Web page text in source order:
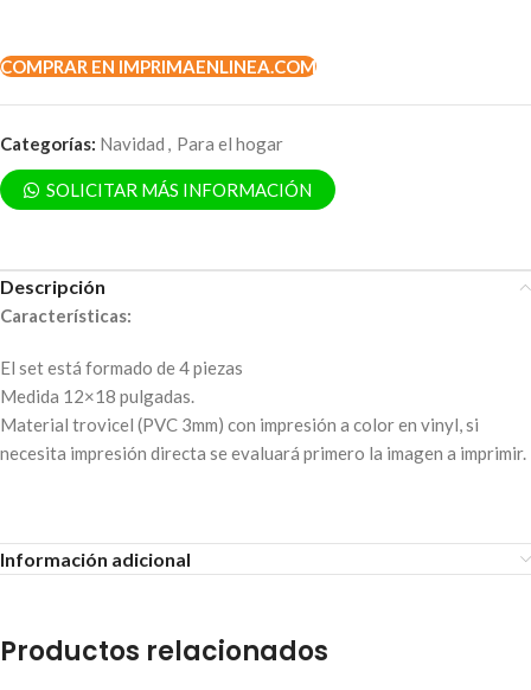
COMPRAR EN IMPRIMAENLINEA.COM
Categorías: Navidad , Para el hogar
SOLICITAR MÁS INFORMACIÓN
Descripción
Características:
El set está formado de 4 piezas
Medida 12×18 pulgadas.
Material trovicel (PVC 3mm) con impresión a color en vinyl, si
necesita impresión directa se evaluará primero la imagen a imprimir.
Información adicional
Productos relacionados